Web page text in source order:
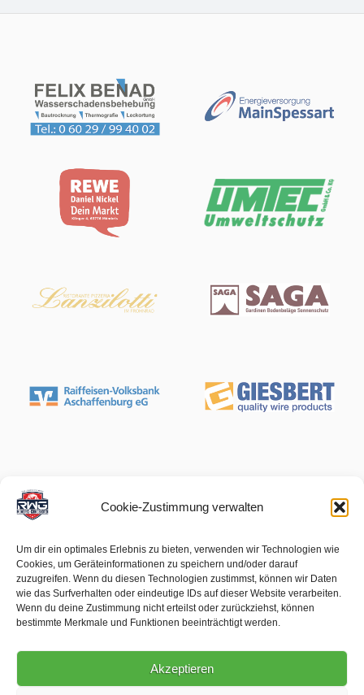
Cookie-Zustimmung verwalten
Um dir ein optimales Erlebnis zu bieten, verwenden wir Technologien wie
Cookies, um Geräteinformationen zu speichern und/oder darauf
zuzugreifen. Wenn du diesen Technologien zustimmst, können wir Daten
wie das Surfverhalten oder eindeutige IDs auf dieser Website verarbeiten.
Wenn du deine Zustimmung nicht erteilst oder zurückziehst, können
bestimmte Merkmale und Funktionen beeinträchtigt werden.
Akzeptieren